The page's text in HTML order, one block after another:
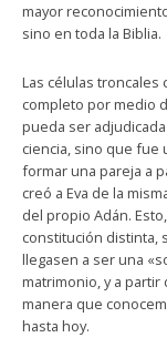
mayor
sino en toda la Biblia.
Las células troncales
completo por medio
pueda ser
ciencia, sino que fue
formar una pareja a
creó a Eva de la
del propio Adán.
constitución distinta,
llegasen a ser una
matrimonio, y a partir
manera que
hasta hoy.